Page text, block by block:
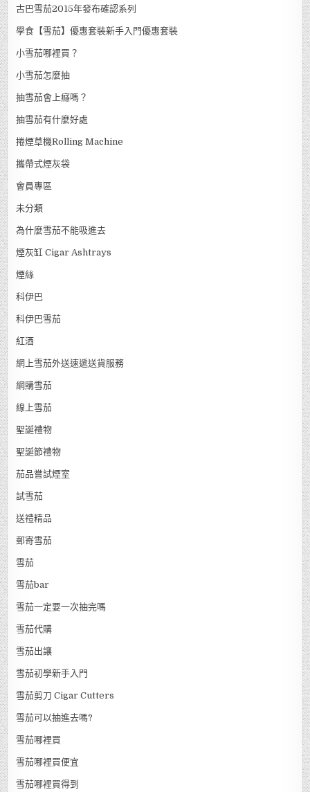
古巴雪茄2015年發布確認系列
學食【雪茄】優惠套裝新手入門優惠套裝
小雪茄哪裡買？
小雪茄怎麼抽
抽雪茄會上癮嗎？
抽雪茄有什麼好處
捲煙草機Rolling Machine
攜帶式煙灰袋
會員專區
未分類
為什麼雪茄不能吸進去
煙灰缸 Cigar Ashtrays
煙絲
科伊巴
科伊巴雪茄
紅酒
網上雪茄外送速遞送貨服務
網購雪茄
線上雪茄
聖誕禮物
聖誕節禮物
茄品嘗試煙室
試雪茄
送禮精品
郵寄雪茄
雪茄
雪茄bar
雪茄一定要一次抽完嗎
雪茄代購
雪茄出讓
雪茄初學新手入門
雪茄剪刀 Cigar Cutters
雪茄可以抽進去嗎?
雪茄哪裡買
雪茄哪裡買便宜
雪茄哪裡買得到